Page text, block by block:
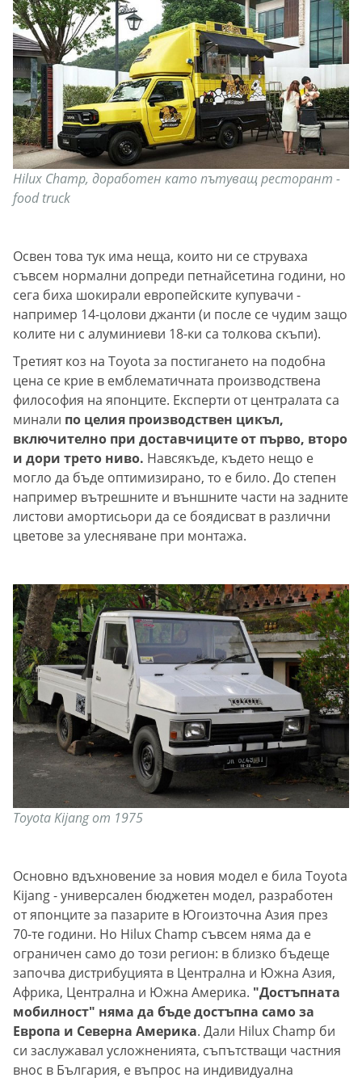
Hilux Champ, доработен като пътуващ ресторант -
food truck
Освен това тук има неща, които ни се струваха
съвсем нормални допреди петнайсетина години, но
сега биха шокирали европейските купувачи -
например 14-цолови джанти (и после се чудим защо
колите ни с алуминиеви 18-ки са толкова скъпи).
Третият коз на Toyota за постигането на подобна
цена се крие в емблематичната производствена
философия на японците. Експерти от централата са
минали по целия производствен цикъл,
включително при доставчиците от първо, второ
и дори трето ниво. Навсякъде, където нещо е
могло да бъде оптимизирано, то е било. До степен
например вътрешните и външните части на задните
листови амортисьори да се боядисват в различни
цветове за улесняване при монтажа.
Toyota Kijang от 1975
Основно вдъхновение за новия модел е била Toyota
Kijang - универсален бюджетен модел, разработен
от японците за пазарите в Югоизточна Азия през
70-те години. Но Hilux Champ съвсем няма да е
ограничен само до този регион: в близко бъдеще
започва дистрибуцията в Централна и Южна Азия,
Африка, Централна и Южна Америка. "Достъпната
мобилност" няма да бъде достъпна само за
Европа и Северна Америка. Дали Hilux Champ би
си заслужавал усложненията, съпътстващи частния
внос в България, е въпрос на индивидуална